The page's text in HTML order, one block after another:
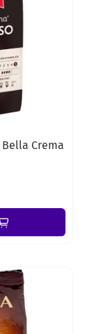
Crema